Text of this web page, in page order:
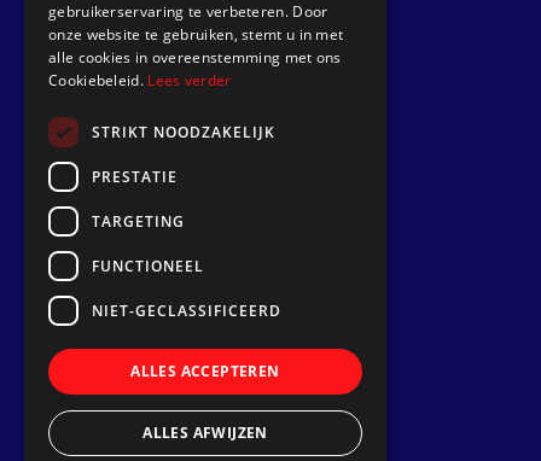
Go to
Dek Designer
Projects
Follow us
gebruikerservaring te verbeteren. Door
onze website te gebruiken, stemt u in met
alle cookies in overeenstemming met ons
Cookiebeleid. Lees verder
STRIKT NOODZAKELIJK
PRESTATIE
TARGETING
FUNCTIONEEL
NIET-GECLASSIFICEERD
ALLES ACCEPTEREN
ALLES AFWIJZEN